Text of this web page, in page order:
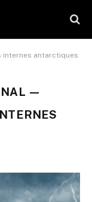
internes antarctiques
—